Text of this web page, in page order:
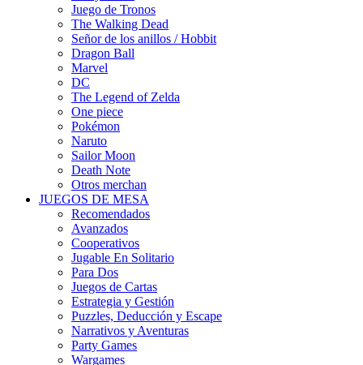
Juego de Tronos
The Walking Dead
Señor de los anillos / Hobbit
Dragon Ball
Marvel
DC
The Legend of Zelda
One piece
Pokémon
Naruto
Sailor Moon
Death Note
Otros merchan
JUEGOS DE MESA
Recomendados
Avanzados
Cooperativos
Jugable En Solitario
Para Dos
Juegos de Cartas
Estrategia y Gestión
Puzzles, Deducción y Escape
Narrativos y Aventuras
Party Games
Wargames